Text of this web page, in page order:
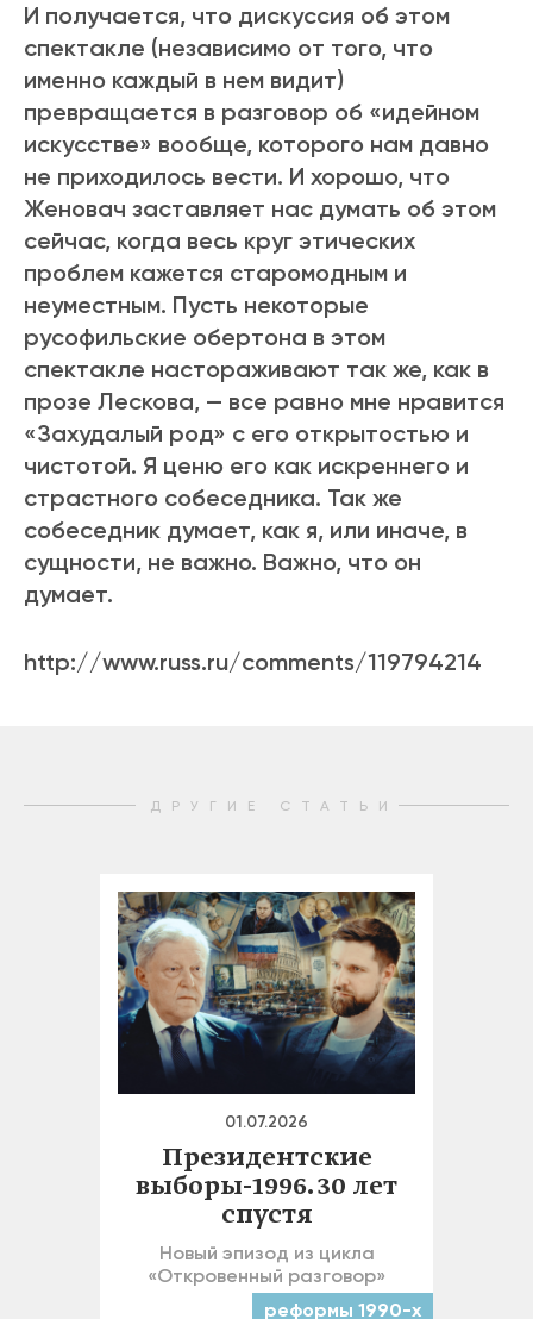
И получается, что дискуссия об этом
спектакле (независимо от того, что
именно каждый в нем видит)
превращается в разговор об «идейном
искусстве» вообще, которого нам давно
не приходилось вести. И хорошо, что
Женовач заставляет нас думать об этом
сейчас, когда весь круг этических
проблем кажется старомодным и
неуместным. Пусть некоторые
русофильские обертона в этом
спектакле настораживают так же, как в
прозе Лескова, — все равно мне нравится
«Захудалый род» с его открытостью и
чистотой. Я ценю его как искреннего и
страстного собеседника. Так же
собеседник думает, как я, или иначе, в
сущности, не важно. Важно, что он
думает.
http://www.russ.ru/comments/119794214
ДРУГИЕ СТАТЬИ
01.07.2026
Президентские
выборы-1996. 30 лет
спустя
Новый эпизод из цикла
«Откровенный разговор»
реформы 1990-х